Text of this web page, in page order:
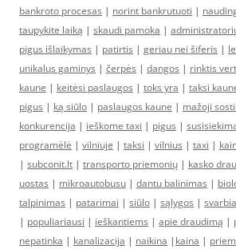
bankroto procesas | norint bankrutuoti |
taupykite laiką | skaudi pamoka |
pigus išlaikymas | patirtis | geriau nei šiferis |
unikalus gaminys | čerpės | dangos | rinktis
kaune | keitėsi paslaugos | toks yra | taksi
pigus | ką siūlo | paslaugos kaune | mažoji
konkurencija | ieškome taxi | pigus |
programėlė | vilniuje | taksi | vilnius | taxi |
| subconit.lt | transporto priemonių | kasko
uostas | mikroautobusu | dantu balinimas |
talpinimas | patarimai | siūlo | sąlygos |
| populiariausi | ieškantiems | apie draudimą |
nepatinka | kanalizacija | naikina | kaina |